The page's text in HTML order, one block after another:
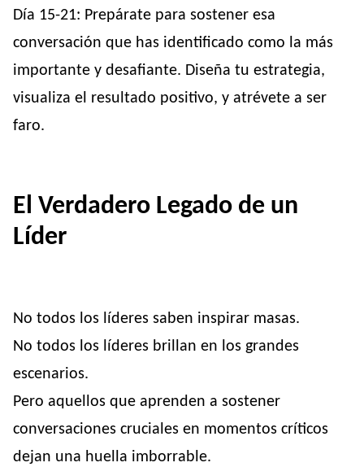
Día 15-21: Prepárate para sostener esa
conversación que has identificado como la más
importante y desafiante. Diseña tu estrategia,
visualiza el resultado positivo, y atrévete a ser
faro.
El Verdadero Legado de un
Líder
No todos los líderes saben inspirar masas.
No todos los líderes brillan en los grandes
escenarios.
Pero aquellos que aprenden a sostener
conversaciones cruciales en momentos críticos
dejan una huella imborrable.